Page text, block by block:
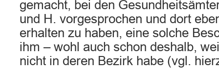
gemacht, bei den
und H. vorgesprochen und dort
erhalten zu haben, eine solche
ihm – wohl auch schon deshalb,
nicht in deren Bezirk habe (vgl.